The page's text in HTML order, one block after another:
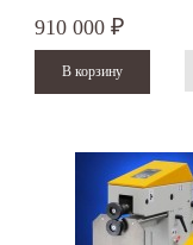
910 000 ₽